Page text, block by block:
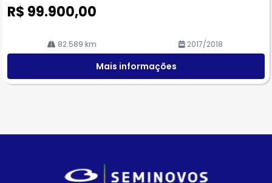
R$ 99.900,00
82.589 km 2017/2018
Mais informações